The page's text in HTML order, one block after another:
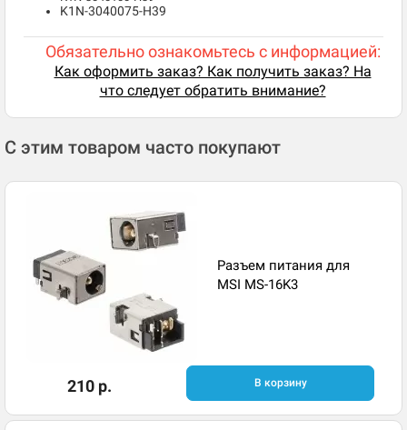
K1N-3040075-H39
Обязательно ознакомьтесь с информацией:
Как оформить заказ? Как получить заказ? На
что следует обратить внимание?
С этим товаром часто покупают
Разъем питания для
MSI MS-16K3
210 р. В корзину